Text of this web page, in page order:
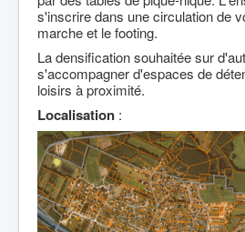
s'inscrire dans une circulation de
marche et le footing.
La densification souhaitée sur
s'accompagner d'espaces de
loisirs à proximité.
Localisation :